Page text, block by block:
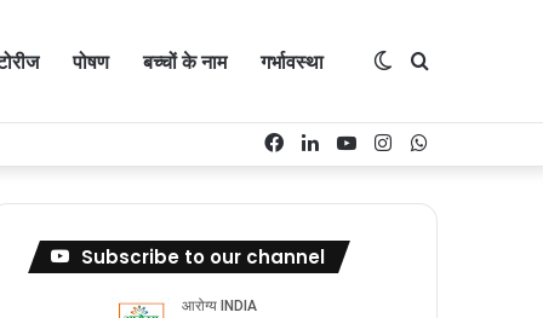
पोषण बच्चों के नाम गर्भावस्था Search
Switch
Instagram
YouTube
LinkedIn
Facebook
Subscribe to our channel